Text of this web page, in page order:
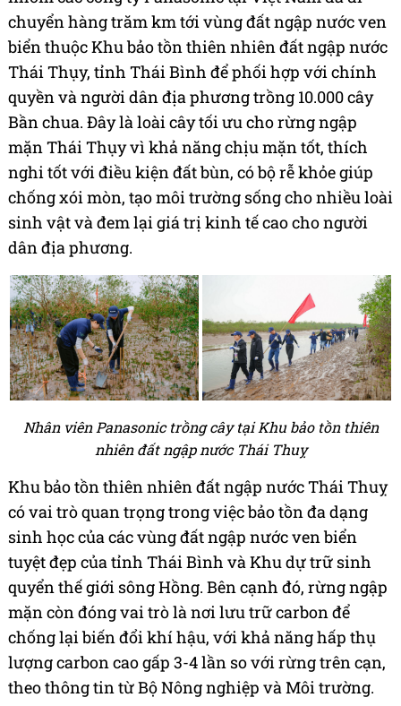
chuyển hàng trăm km tới vùng đất ngập nước ven
biển thuộc Khu bảo tồn thiên nhiên đất ngập nước
Thái Thụy, tỉnh Thái Bình để phối hợp với chính
quyền và người dân địa phương trồng 10.000 cây
Bần chua. Đây là loài cây tối ưu cho rừng ngập
mặn Thái Thụy vì khả năng chịu mặn tốt, thích
nghi tốt với điều kiện đất bùn, có bộ rễ khỏe giúp
chống xói mòn, tạo môi trường sống cho nhiều loài
sinh vật và đem lại giá trị kinh tế cao cho người
dân địa phương.
Nhân viên Panasonic trồng cây tại Khu bảo tồn thiên
nhiên đất ngập nước Thái Thuỵ
Khu bảo tồn thiên nhiên đất ngập nước Thái Thuỵ
có vai trò quan trọng trong việc bảo tồn đa dạng
sinh học của các vùng đất ngập nước ven biển
tuyệt đẹp của tỉnh Thái Bình và Khu dự trữ sinh
quyển thế giới sông Hồng. Bên cạnh đó, rừng ngập
mặn còn đóng vai trò là nơi lưu trữ carbon để
chống lại biến đổi khí hậu, với khả năng hấp thụ
lượng carbon cao gấp 3-4 lần so với rừng trên cạn,
theo thông tin từ Bộ Nông nghiệp và Môi trường.